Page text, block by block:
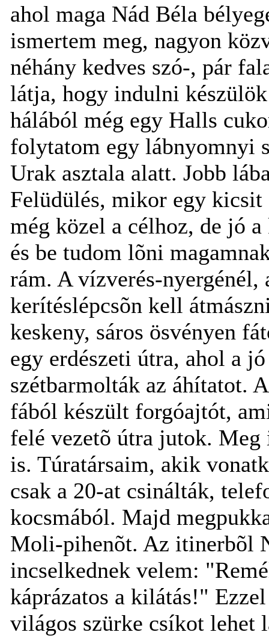
ahol maga Nád Béla
ismertem meg, nagyon
néhány kedves szó-, pár
látja, hogy indulni
hálából még egy Halls
folytatom egy lábnyomnyi
Urak asztala alatt. Jobb
Felüdülés, mikor egy kicsit
még közel a célhoz, de jó
és be tudom lõni
rám. A vízverés-nyergénél,
kerítéslépcsõn kell
keskeny, sáros ösvényen
egy erdészeti útra, ahol a
szétbarmolták az áhítatot.
fából készült forgóajtót,
felé vezetõ útra jutok. Meg
is. Túratársaim, akik
csak a 20-at csinálták,
kocsmából. Majd
Moli-pihenõt. Az itinerbõl
incselkednek velem:
káprázatos a kilátás!"
világos szürke csíkot lehet